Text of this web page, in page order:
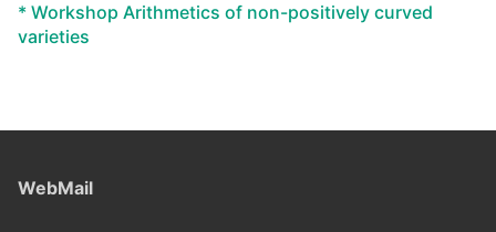
* Workshop Arithmetics of non-positively curved
varieties
WebMail